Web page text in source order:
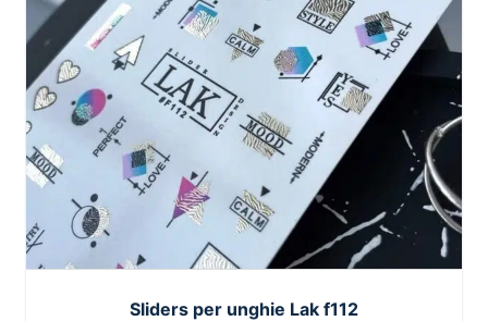
Sliders per unghie Lak f112